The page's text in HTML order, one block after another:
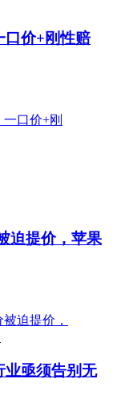
口价+刚性赔
迫提价，苹果
业亟须告别无